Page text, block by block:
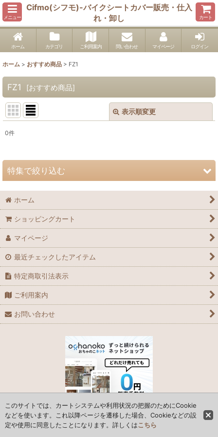
メニュー
Cifmo(シフモ)-バイクシートカバー販売・仕入
れ・卸し
カート
ホーム カテゴリ ご利用案内 問い合わせ マイページ ログイン
ホーム > おすすめ商品 > FZ1
FZ1 [おすすめ商品]
表示順変更
並び順 :
絞り込む
0件
特集で絞り込む
1400GTR
Concours14
GPZ900R
MEGURO K3
Ninja H2
Ninja ZX-10R SE
Ninja ZX-14R
Ninja ZX-9R
ホーム
ショッピングカート
マイページ
最近チェックしたアイテム
特定商取引法表示
ご利用案内
お問い合わせ
© 2006 Parts Box System Japan Co., Ltd.
このサイトでは、カートシステムや利用状況の把握のためにCookie
などを使います。これ以降ページを遷移した場合、Cookieなどの設
定や使用に同意したことになります。詳しくはこちら